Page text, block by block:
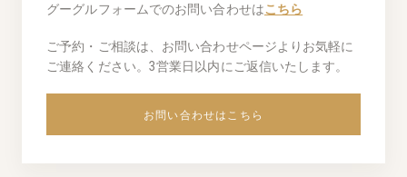
グーグルフォームでのお問い合わせはこちら
ご予約・ご相談は、お問い合わせページよりお気軽に
ご連絡ください。3営業日以内にご返信いたします。
お問い合わせはこちら